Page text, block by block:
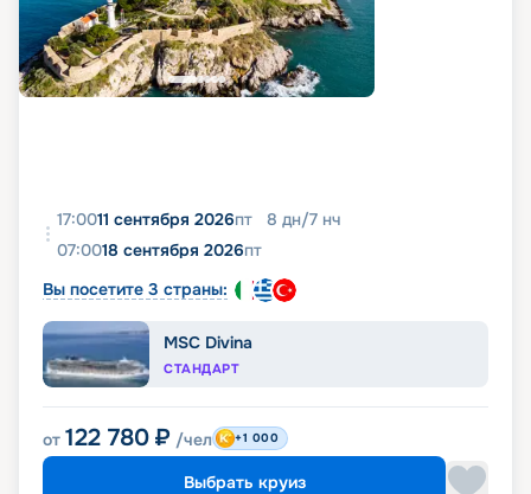
17:0011 сентября 2026пт 8 дн/7 нч
07:0018 сентября 2026пт
Вы посетите 3 страны:
MSC Divina
СТАНДАРТ
от 122 780 ₽ /чел +1 000
Выбрать круиз